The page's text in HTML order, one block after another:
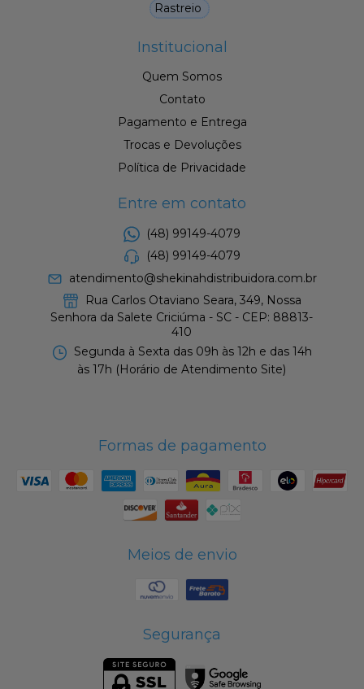
Rastreio
Institucional
Quem Somos
Contato
Pagamento e Entrega
Trocas e Devoluções
Política de Privacidade
Entre em contato
(48) 99149-4079
(48) 99149-4079
atendimento@shekinahdistribuidora.com.br
Rua Carlos Otaviano Seara, 349, Nossa
Senhora da Salete Criciúma - SC - CEP: 88813-
410
Segunda à Sexta das 09h às 12h e das 14h
às 17h (Horário de Atendimento Site)
Formas de pagamento
Meios de envio
Segurança